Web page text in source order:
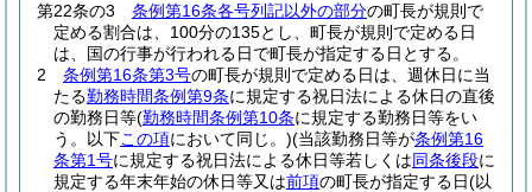
第22条の3
条例第16条各号列記以外の部分の町長が規則で
定める割合は、100分の135とし、町長が規則で定める日
は、国の行事が行われる日で町長が指定する日とする。
2
条例第16条第3号の町長が規則で定める日は、週休日に当
たる勤務時間条例第9条に規定する祝日法による休日の直後
の勤務日等(勤務時間条例第10条に規定する勤務日等をい
う。以下この項において同じ。)(当該勤務日等が条例第16
条第1号に規定する祝日法による休日等若しくは同条後段に
規定する年末年始の休日等又は前項の町長が指定する日(以